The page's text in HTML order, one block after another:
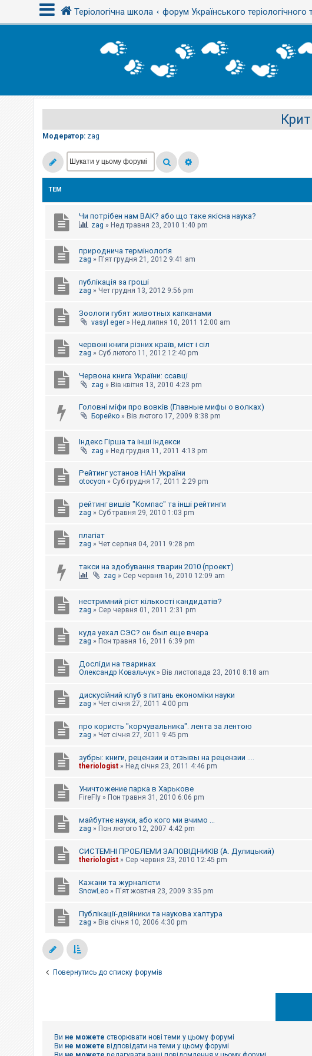
Теріологічна школа форум Українського теріологічного
Модератор: zag
ТЕМ
Чи потрібен нам ВАК? або що таке якісна наука?
zag » Нед травня 23, 2010 1:40 pm
природнича термінологія
zag » П'ят грудня 21, 2012 9:41 am
публікація за гроші
zag » Чет грудня 13, 2012 9:56 pm
Зоологи губят животных капканами
vasyl eger » Нед липня 10, 2011 12:00 am
червоні книги різних країв, міст і сіл
zag » Суб лютого 11, 2012 12:40 pm
Червона книга України: ссавці
zag » Вів квітня 13, 2010 4:23 pm
Головні міфи про вовків (Главные мифы о волках)
Борейко » Вів лютого 17, 2009 8:38 pm
Індекс Гірша та інші індекси
zag » Нед грудня 11, 2011 4:13 pm
Рейтинг установ НАН України
otocyon » Суб грудня 17, 2011 2:29 pm
рейтинг вишів "Компас" та інші рейтинги
zag » Суб травня 29, 2010 1:03 pm
плагіат
zag » Чет серпня 04, 2011 9:28 pm
такси на здобування тварин 2010 (проект)
zag » Сер червня 16, 2010 12:09 am
нестримний ріст кількості кандидатів?
zag » Сер червня 01, 2011 2:31 pm
куда уехал СЭС? он был еще вчера
zag » Пон травня 16, 2011 6:39 pm
Досліди на тваринах
Олександр Ковальчук » Вів листопада 23, 2010 8:18 am
дискусійний клуб з питань економіки науки
zag » Чет січня 27, 2011 4:00 pm
про користь "корчувальника". лента за лентою
zag » Чет січня 27, 2011 9:45 pm
зубры: книги, рецензии и отзывы на рецензии ....
theriologist » Нед січня 23, 2011 4:46 pm
Уничтожение парка в Харькове
FireFly » Пон травня 31, 2010 6:06 pm
майбутнє науки, або кого ми вчимо ...
zag » Пон лютого 12, 2007 4:42 pm
СИСТЕМНІ ПРОБЛЕМИ ЗАПОВІДНИКІВ (А. Дулицький)
theriologist » Сер червня 23, 2010 12:45 pm
Кажани та журналісти
SnowLeo » П'ят жовтня 23, 2009 3:35 pm
Публікації-двійники та наукова халтура
zag » Вів січня 10, 2006 4:30 pm
Повернутись до списку форумів
Ви не можете створювати нові теми у цьому форумі
Ви не можете відповідати на теми у цьому форумі